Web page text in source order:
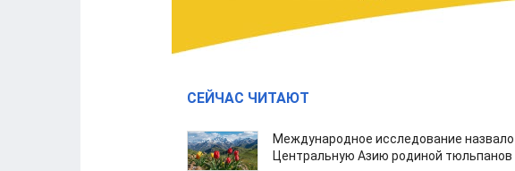
СЕЙЧАС ЧИТАЮТ
Международное исследование назвало
Центральную Азию родиной тюльпанов